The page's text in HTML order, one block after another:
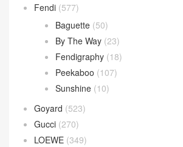
Fendi (577)
Baguette (50)
By The Way (23)
Fendigraphy (18)
Peekaboo (107)
Sunshine (10)
Goyard (523)
Gucci (270)
LOEWE (349)